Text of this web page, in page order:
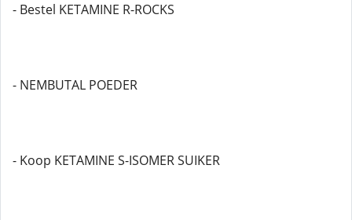
- Bestel KETAMINE R-ROCKS
- NEMBUTAL POEDER
- Koop KETAMINE S-ISOMER SUIKER